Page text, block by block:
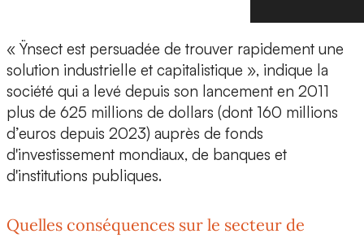
« Ÿnsect est persuadée de trouver rapidement une
solution industrielle et capitalistique », indique la
société qui a levé depuis son lancement en 2011
plus de 625 millions de dollars (dont 160 millions
d’euros depuis 2023) auprès de fonds
d'investissement mondiaux, de banques et
d'institutions publiques.
Quelles conséquences sur le secteur de